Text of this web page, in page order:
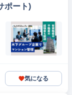
ポート)
気になる